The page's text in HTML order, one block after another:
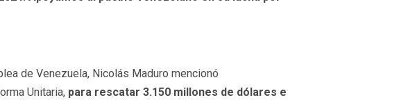
de Venezuela, Nicolás Maduro mencionó
Unitaria, para rescatar 3.150 millones de dólares e